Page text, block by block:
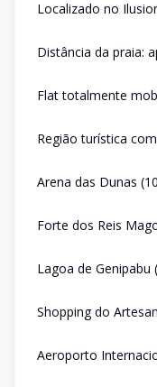
Localizado no
Distância da praia:
Flat totalmente
Região turística
Arena das Dunas
Forte dos Reis
Lagoa de Genipabu
Shopping do
Aeroporto